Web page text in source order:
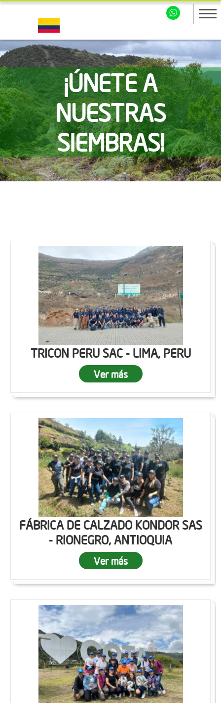
¡ÚNETE A
NUESTRAS
SIEMBRAS!
TRICON PERU SAC - LIMA, PERU
Ver más
FÁBRICA DE CALZADO KONDOR SAS
- RIONEGRO, ANTIOQUIA
Ver más